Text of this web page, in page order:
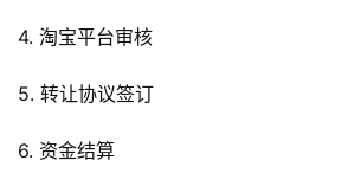
4. 淘宝平台审核
5. 转让协议签订
6. 资金结算